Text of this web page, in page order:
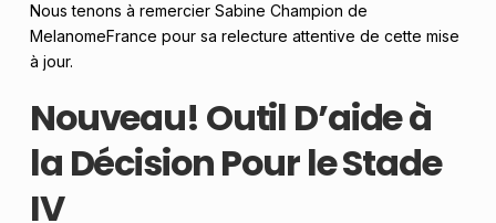
Nous tenons à remercier Sabine Champion de
MelanomeFrance pour sa relecture attentive de cette mise
à jour.
Nouveau! Outil D’aide à
la Décision Pour le Stade
IV